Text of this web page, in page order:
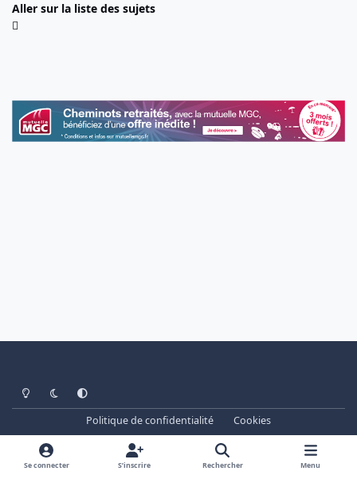
Aller sur la liste des sujets
Light ModeDark ModeSystem Preference
Politique de confidentialité
Cookies
www.cheminots.net - Forum Libre depuis 2003
Powered by
Invision Community
Se connecter S’inscrire Rechercher Menu